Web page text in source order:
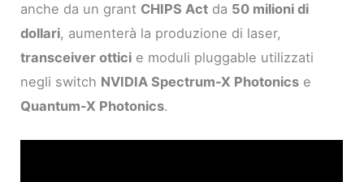
anche da un grant CHIPS Act da 50 milioni di
dollari, aumenterà la produzione di laser,
transceiver ottici e moduli pluggable utilizzati
negli switch NVIDIA Spectrum-X Photonics e
Quantum-X Photonics.